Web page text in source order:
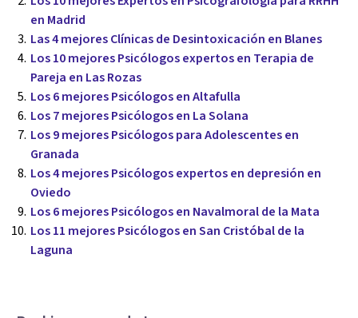
en Madrid
Las 4 mejores Clínicas de Desintoxicación en Blanes
Los 10 mejores Psicólogos expertos en Terapia de
Pareja en Las Rozas
Los 6 mejores Psicólogos en Altafulla
Los 7 mejores Psicólogos en La Solana
Los 9 mejores Psicólogos para Adolescentes en
Granada
Los 4 mejores Psicólogos expertos en depresión en
Oviedo
Los 6 mejores Psicólogos en Navalmoral de la Mata
Los 11 mejores Psicólogos en San Cristóbal de la
Laguna